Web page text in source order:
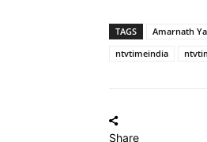
TAGS Amarnath
ntvtimeindia
Share